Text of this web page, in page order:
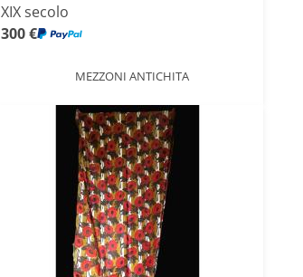
XIX secolo
300 €
MEZZONI ANTICHITA